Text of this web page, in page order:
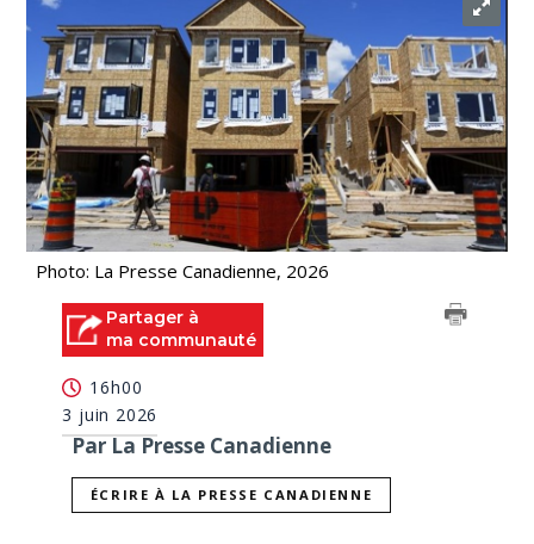
Photo: La Presse Canadienne, 2026
Partager à
ma communauté
16h00
3 juin 2026
Par La Presse Canadienne
ÉCRIRE À LA PRESSE CANADIENNE